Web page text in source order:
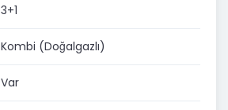
3+1
Kombi (Doğalgazlı)
Var